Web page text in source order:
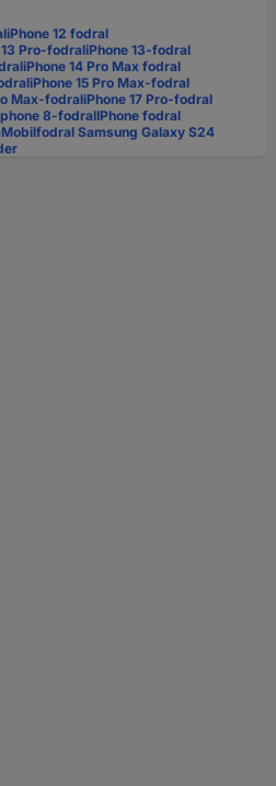
iPhone 12 fodral
Pro-fodraliPhone 13-fodral
iPhone 14 Pro Max fodral
iPhone 15 Pro Max-fodral
Max-fodraliPhone 17 Pro-fodral
8-fodralIPhone fodral
Mobilfodral Samsung Galaxy S24